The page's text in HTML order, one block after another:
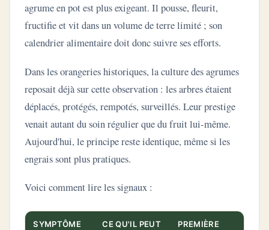
agrume en pot est plus exigeant. Il pousse, fleurit,
fructifie et vit dans un volume de terre limité ; son
calendrier alimentaire doit donc suivre ses efforts.
Dans les orangeries historiques, la culture des agrumes
reposait déjà sur cette observation : les arbres étaient
déplacés, protégés, rempotés, surveillés. Leur prestige
venait autant du soin régulier que du fruit lui-même.
Aujourd'hui, le principe reste identique, même si les
engrais sont plus pratiques.
Voici comment lire les signaux :
SYMPTÔME
CE QU'IL PEUT
PREMIÈRE